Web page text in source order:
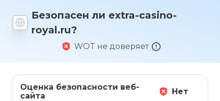
Безопасен ли extra-casino-
royal.ru?
WOT не доверяет
Оценка безопасности веб-
сайта
Нет
сайт от
1 до 5?